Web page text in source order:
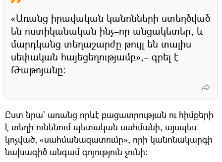
«Առանց իրավական կանոնների ստեղծված
են ոստիկանական ինչ–որ անցակետեր, և
մարդկանց տեղաշարժը թույլ են տալիս
սեփական հայեցեղությամբ»,– գրել է
Թաթոյանը։
Ըստ նրա` առանց որևէ բացատրության ու հիմքերի
է տեղի ունենում պետական սահմանի, այսպես
կոչված, «սահմանազատումը», որի կանոնակարգի
նախագիծ անգամ գոյություն չունի։